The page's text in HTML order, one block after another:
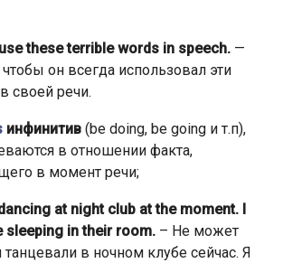
use these terrible words in speech. —
он всегда использовал эти
своей речи.
инфинитив (be doing, be going и т.п),
в отношении факта,
в момент речи;
at night club at the moment. I
sleeping in their room. – Не может
в ночном клубе сейчас. Я